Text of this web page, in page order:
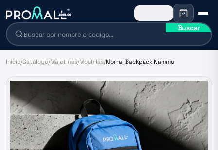
Buscar
Inicio/Catálogo/Maletines/Mochilas/Morral Backpack Nammu